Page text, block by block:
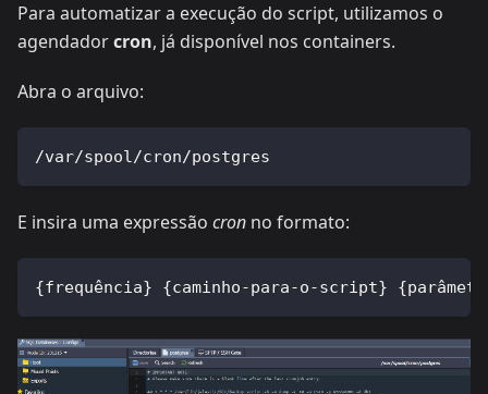
Para automatizar a execução do script, utilizamos o
agendadorcron, já disponível nos containers.
Abra o arquivo:
/var/spool/cron/postgres
E insira uma expressão cron no formato:
{frequência} {caminho-para-o-script}